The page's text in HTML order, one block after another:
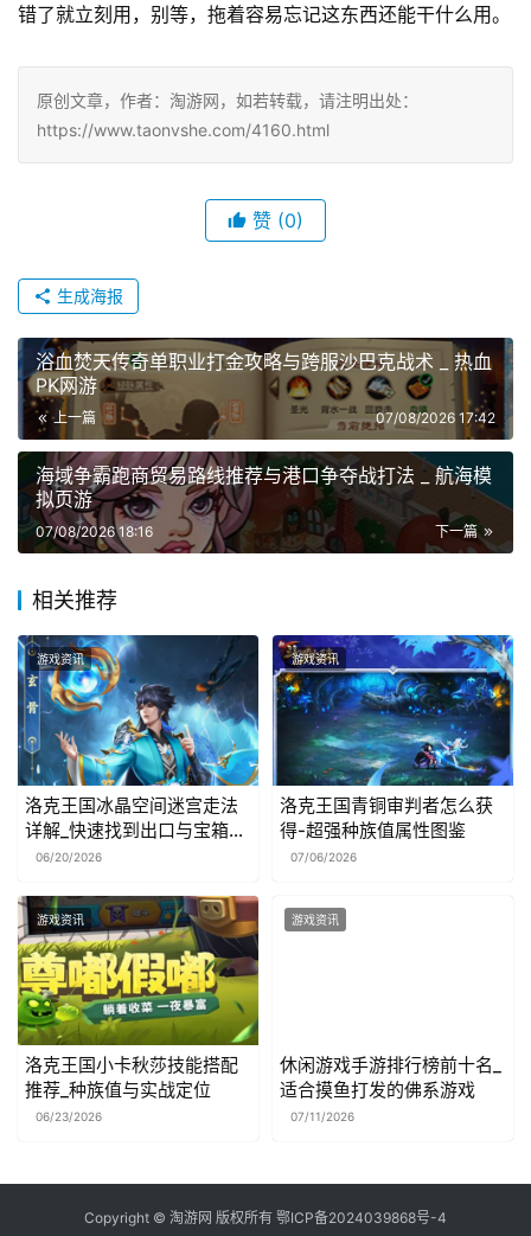
错了就立刻用，别等，拖着容易忘记这东西还能干什么用。
原创文章，作者：淘游网，如若转载，请注明出处：
https://www.taonvshe.com/4160.html
赞 (0)
生成海报
浴血焚天传奇单职业打金攻略与跨服沙巴克战术 _ 热血
PK网游
上一篇 07/08/2026 17:42
海域争霸跑商贸易路线推荐与港口争夺战打法 _ 航海模
拟页游
下一篇
07/08/2026 18:16
相关推荐
游戏资讯
洛克王国冰晶空间迷宫走法
详解_快速找到出口与宝箱获
取技巧
06/20/2026
游戏资讯
洛克王国青铜审判者怎么获
得-超强种族值属性图鉴
07/06/2026
游戏资讯
洛克王国小卡秋莎技能搭配
推荐_种族值与实战定位
06/23/2026
游戏资讯
休闲游戏手游排行榜前十名_
适合摸鱼打发的佛系游戏
07/11/2026
Copyright © 淘游网 版权所有 鄂ICP备2024039868号-4